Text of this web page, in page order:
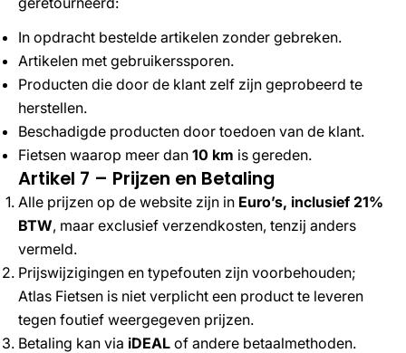
In opdracht bestelde artikelen zonder gebreken.
Artikelen met gebruikerssporen.
Producten die door de klant zelf zijn geprobeerd te
herstellen.
Beschadigde producten door toedoen van de klant.
Fietsen waarop meer dan 10 km is gereden.
Artikel 7 – Prijzen en Betaling
Alle prijzen op de website zijn in Euro’s, inclusief 21%
BTW, maar exclusief verzendkosten, tenzij anders
vermeld.
Prijswijzigingen en typefouten zijn voorbehouden;
Atlas Fietsen is niet verplicht een product te leveren
tegen foutief weergegeven prijzen.
Betaling kan via iDEAL of andere betaalmethoden.